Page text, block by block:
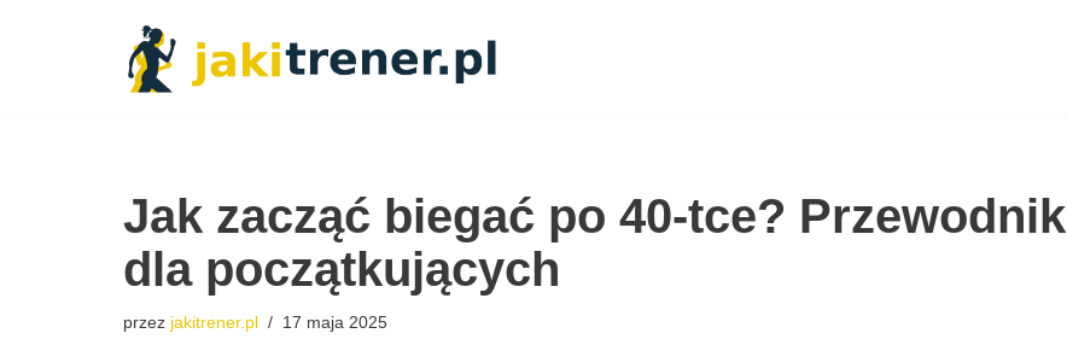
Jak zacząć biegać po 40-tce? Przewodnik
dla początkujących
przez jakitrener.pl 17 maja 2025